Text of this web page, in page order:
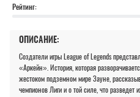
Рейтинг:
ОПИСАНИЕ:
Создатели игры League of Legends
«Аркейн». История, которая
жестоком подземном мире Зауне,
чемпионов Лиги и о той силе, что разведет